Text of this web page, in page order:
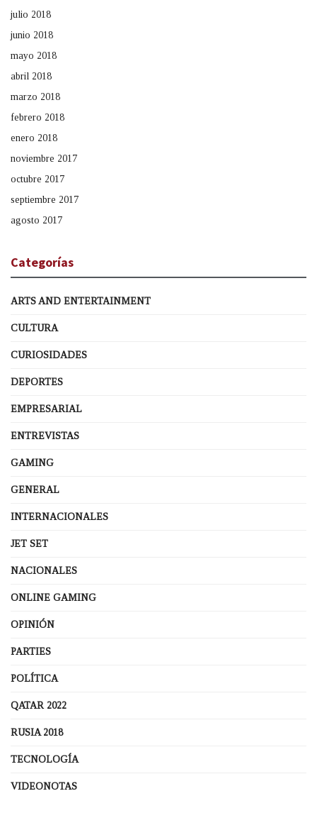
julio 2018
junio 2018
mayo 2018
abril 2018
marzo 2018
febrero 2018
enero 2018
noviembre 2017
octubre 2017
septiembre 2017
agosto 2017
Categorías
ARTS AND ENTERTAINMENT
CULTURA
CURIOSIDADES
DEPORTES
EMPRESARIAL
ENTREVISTAS
GAMING
GENERAL
INTERNACIONALES
JET SET
NACIONALES
ONLINE GAMING
OPINIÓN
PARTIES
POLÍTICA
QATAR 2022
RUSIA 2018
TECNOLOGÍA
VIDEONOTAS